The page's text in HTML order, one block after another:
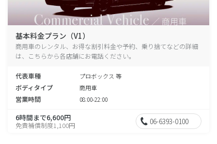
基本料金プラン（V1）
商用車のレンタル、お得な割引料金や予約、乗り捨てなどの詳細
は、こちらから各店舗にお電話ください。
代表車種 プロボックス 等
ボディタイプ 商用車
営業時間 08:00-22:00
6時間まで6,600円
免責補償制度1,100円 06-6393-0100